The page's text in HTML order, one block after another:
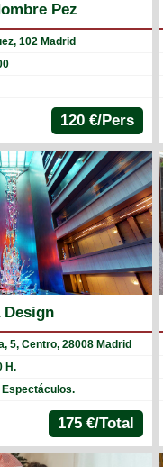
Pez
102 Madrid
120 €/Pers
Design
5, Centro, 28008 Madrid
H.
Espectáculos.
175 €/Total